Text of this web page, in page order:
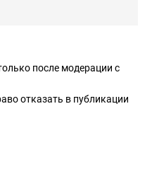
после модерации с
отказать в публикации